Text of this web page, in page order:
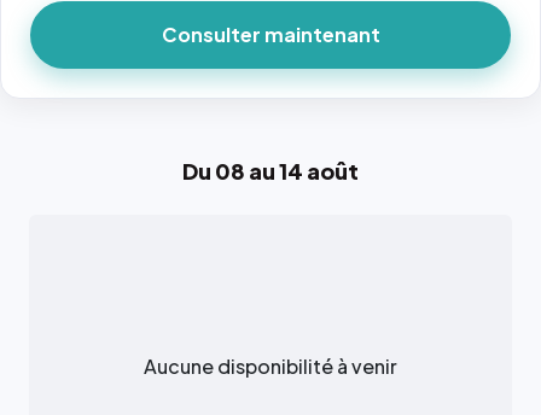
Du 08 au 14 août
Aucune disponibilité à venir
Consulter maintenant